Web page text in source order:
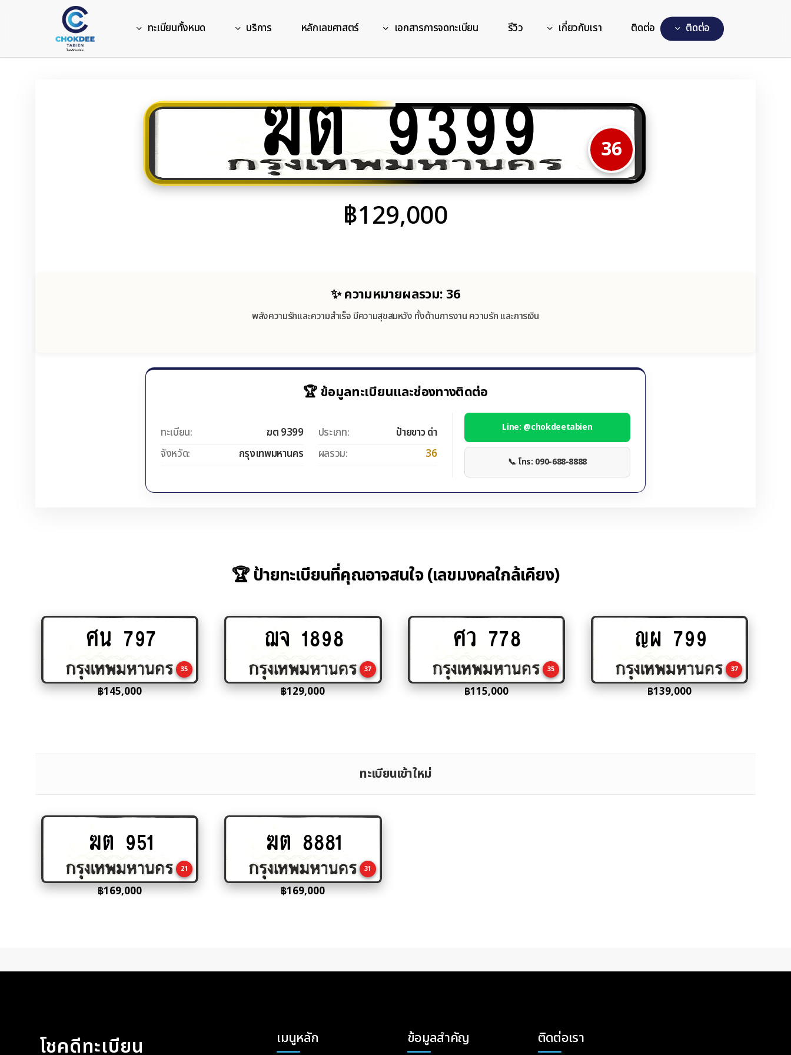
content
ทะเบียนทั้งหมด บริการ หลักเลขศาสตร์ เอกสารการจดทะเบียน รีวิว เกี่ยวกับเรา ติดต่อ ตดตอ
ฆต 9399 36
฿129,000
✨ ความหมายผลรวม: 36
พลังความรักและความสำเร็จ มีความสุขสมหวัง ทั้งด้านการงาน ความรัก และการเงิน
🏆 ข้อมูลทะเบียนและช่องทางติดต่อ
ทะเบียน:
ฆต 9399
จังหวัด:
กรุงเทพมหานคร
ประเภท:
ป้ายขาว ดำ
ผลรวม:
36
Line: @chokdeetabien
📞 โทร: 090-688-8888
🏆 ป้ายทะเบียนที่คุณอาจสนใจ (เลขมงคลใกล้เคียง)
Add
to
ศน 797
35
฿145,000
Add
to
ฌจ 1898
37
฿129,000
Add
to
ศว 778
35
฿115,000
Add
to
ญผ 799
37
฿139,000
ทะเบียนเข้าใหม่
to
ฆต 951
21
฿169,000
to
ฆต 8881
31
฿169,000
โชคดีทะเบียน เมนูหลัก ข้อมูลสำคัญ ติดต่อเรา